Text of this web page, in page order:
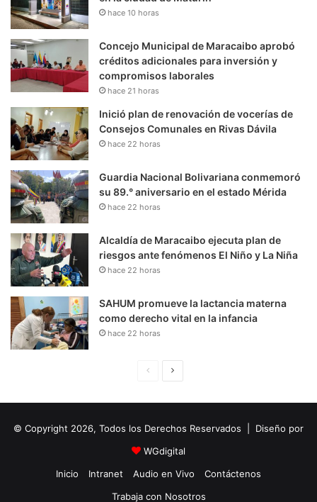
hace 10 horas
Concejo Municipal de Maracaibo aprobó
créditos adicionales para inversión y
compromisos laborales
hace 21 horas
Inició plan de renovación de vocerías de
Consejos Comunales en Rivas Dávila
hace 22 horas
Guardia Nacional Bolivariana conmemoró
su 89.° aniversario en el estado Mérida
hace 22 horas
Alcaldía de Maracaibo ejecuta plan de
riesgos ante fenómenos El Niño y La Niña
hace 22 horas
SAHUM promueve la lactancia materna
como derecho vital en la infancia
hace 22 horas
i
n
a
u
i
e
© Copyright 2026, Todos los Derechos Reservados | Diseño por
WGdigital
Inicio
Intranet Audio en Vivo
Contáctenos
Trabaja con Nosotros